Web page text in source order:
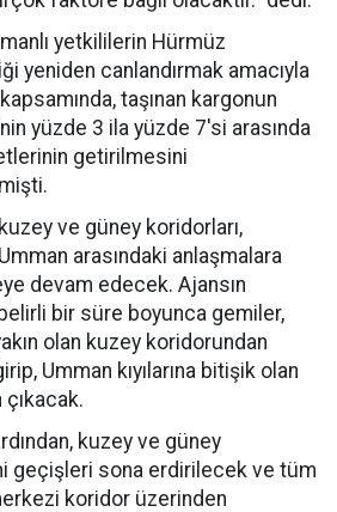
yetkililerin Hürmüz
yeniden canlandırmak amacıyla
taşınan kargonun
yüzde 3 ila yüzde 7'si arasında
getirilmesini
ve güney koridorları,
arasındaki anlaşmalara
devam edecek. Ajansın
bir süre boyunca gemiler,
olan kuzey koridorundan
Umman kıyılarına bitişik olan
kuzey ve güney
geçişleri sona erdirilecek ve tüm
koridor üzerinden